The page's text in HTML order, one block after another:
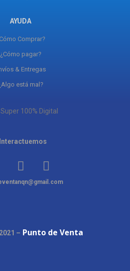
AYUDA
Comprar?
¿Cómo pagar?
& Entregas
está mal?
– Punto de Venta